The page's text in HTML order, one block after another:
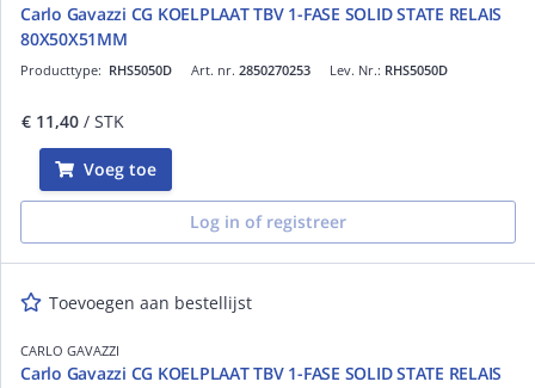
Carlo Gavazzi CG KOELPLAAT TBV 1-FASE SOLID STATE RELAIS
80X50X51MM
Art. nr. 2850270253
Producttype: RHS5050D Lev. Nr.: RHS5050D
€ 11,40 / STK
Voeg toe
Log in of registreer
Toevoegen aan bestellijst
CARLO GAVAZZI
Carlo Gavazzi CG KOELPLAAT TBV 1-FASE SOLID STATE RELAIS